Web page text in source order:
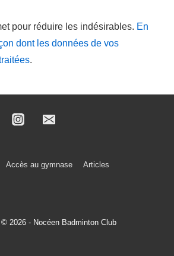
pour réduire les indésirables. En
dont les données de vos
.
Accès au gymnase Articles
2026 - Nocéen Badminton Club